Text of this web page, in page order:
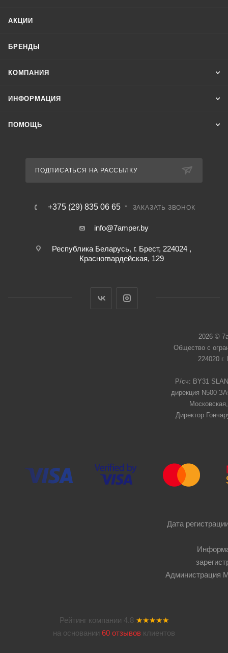
АКЦИИ
БРЕНДЫ
КОМПАНИЯ
ИНФОРМАЦИЯ
ПОМОЩЬ
ПОДПИСАТЬСЯ НА РАССЫЛКУ
+375 (29) 835 06 65 ЗАКАЗАТЬ ЗВОНОК
info@7amper.by
Республика Беларусь, г. Брест, 224024 ,
Красногвардейская, 129
2026 ©
Общество с
224020
Р/сч: BY31
дирекция N500
Директор
Дата
Администрация
Рейтинг компании 4.8 ★★★★★
на основании 60 отзывов клиентов